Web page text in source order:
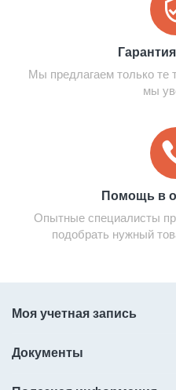
Мы предлагаем только те
мы
Помощь в
Опытные специалисты
подобрать нужный
Моя учетная запись
Документы